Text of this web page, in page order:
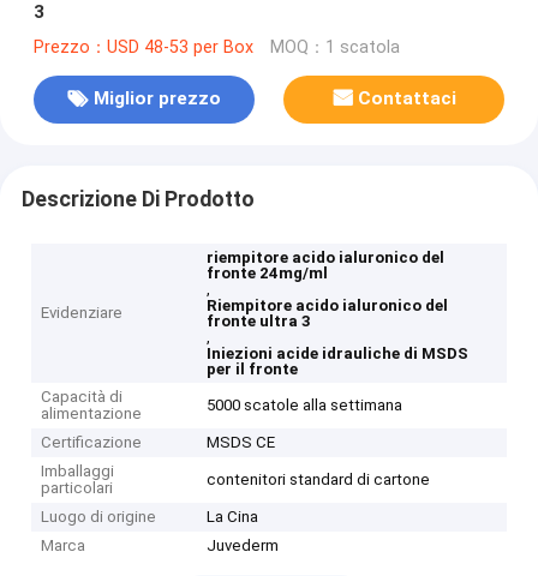
3
Prezzo：USD 48-53 per Box MOQ：1 scatola
Miglior prezzo Contattaci
Descrizione Di Prodotto
Evidenziare
riempitore acido ialuronico del
fronte 24mg/ml
,
Riempitore acido ialuronico del
fronte ultra 3
,
Iniezioni acide idrauliche di MSDS
per il fronte
Capacità di
alimentazione
5000 scatole alla settimana
Certificazione
MSDS CE
Imballaggi
particolari
contenitori standard di cartone
Luogo di origine
La Cina
Marca
Juvederm